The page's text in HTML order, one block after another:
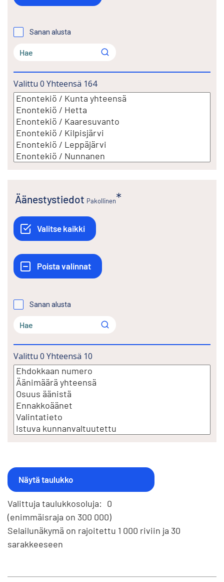
Sanan alusta
Valittu 0 Yhteensä 164
Äänestystiedot Pakollinen
Sanan alusta
Valittu 0 Yhteensä 10
Valittuja taulukkosoluja: 0
(enimmäisraja on 300 000)
Selailunäkymä on rajoitettu 1 000 riviin ja 30
sarakkeeseen